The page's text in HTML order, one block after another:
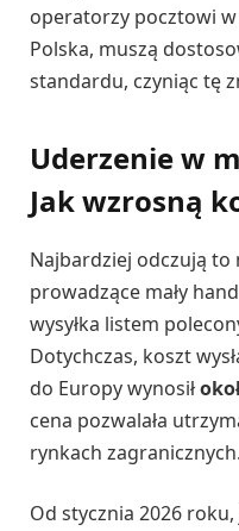
operatorzy pocztowi w
Polska, muszą
standardu, czyniąc tę
Uderzenie w
Jak wzrosną
Najbardziej odczują
prowadzące mały
wysyłka listem
Dotychczas, koszt
do Europy wynosił
cena pozwalała
rynkach zagranicznych.
Od stycznia 2026